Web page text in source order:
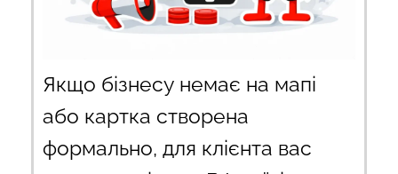
Якщо бізнесу немає на мапі
або картка створена
формально, для клієнта вас